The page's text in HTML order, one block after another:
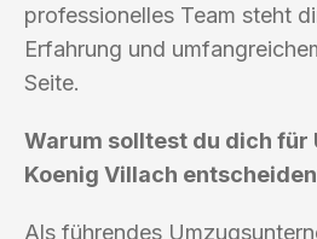
professionelles Team steht
Erfahrung und
Seite.
Warum solltest du dich für
Koenig Villach
Als führendes